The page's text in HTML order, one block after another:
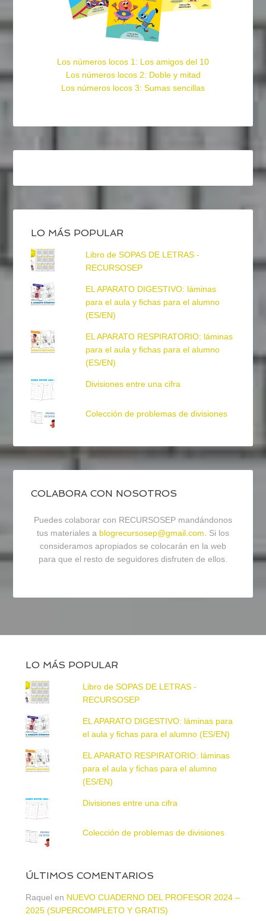
Los números locos 1: Los amigos del 10
Los números locos 2: Doble y mitad
Los números locos 3: Sumas sencillas
LO MÁS POPULAR
Libro de SOPAS DE LETRAS -
RECURSOSEP
EL APARATO DIGESTIVO: láminas
para el aula y fichas para el alumno
(ES/EN)
EL APARATO RESPIRATORIO: láminas
para el aula y fichas para el alumno
(ES/EN)
Divisiones entre una cifra
Colección de problemas de divisiones
COLABORA CON NOSOTROS
Puedes colaborar con RECURSOSEP mandándonos
tus materiales a blogrecursosep@gmail.com. Si los
consideramos apropiados se colocarán en la web
para que el resto de seguidores disfruten de ellos.
LO MÁS POPULAR
Libro de SOPAS DE LETRAS -
RECURSOSEP
EL APARATO DIGESTIVO: láminas para
el aula y fichas para el alumno (ES/EN)
EL APARATO RESPIRATORIO: láminas
para el aula y fichas para el alumno
(ES/EN)
Divisiones entre una cifra
Colección de problemas de divisiones
ÚLTIMOS COMENTARIOS
Raquel en NUEVO CUADERNO DEL PROFESOR 2024 –
2025 (SUPERCOMPLETO Y GRATIS)